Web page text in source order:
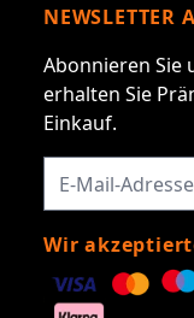
NEWSLETTER
Abonnieren Sie
erhalten Sie
Einkauf.
Wir